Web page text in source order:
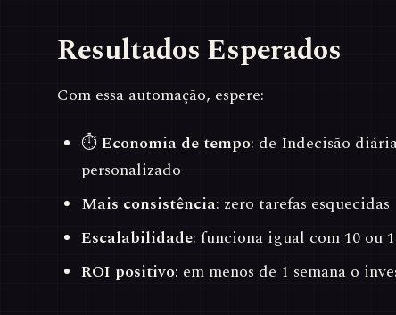
Resultados Esperados
Com essa automação, espere:
⏱Economia de tempo: de Indecisão
personalizado
Mais consistência: zero tarefas esquecidas
Escalabilidade: funciona igual com 10 ou
ROI positivo: em menos de 1 semana o